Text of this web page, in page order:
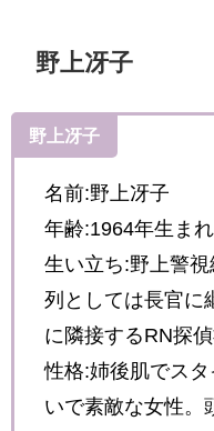
野上冴子
野上冴子
名前:野上冴子
年齢:1964年生まれ
生い立ち:野上警
列としては長官に
に隣接するRN探
性格:姉後肌でス
いで素敵な女性。